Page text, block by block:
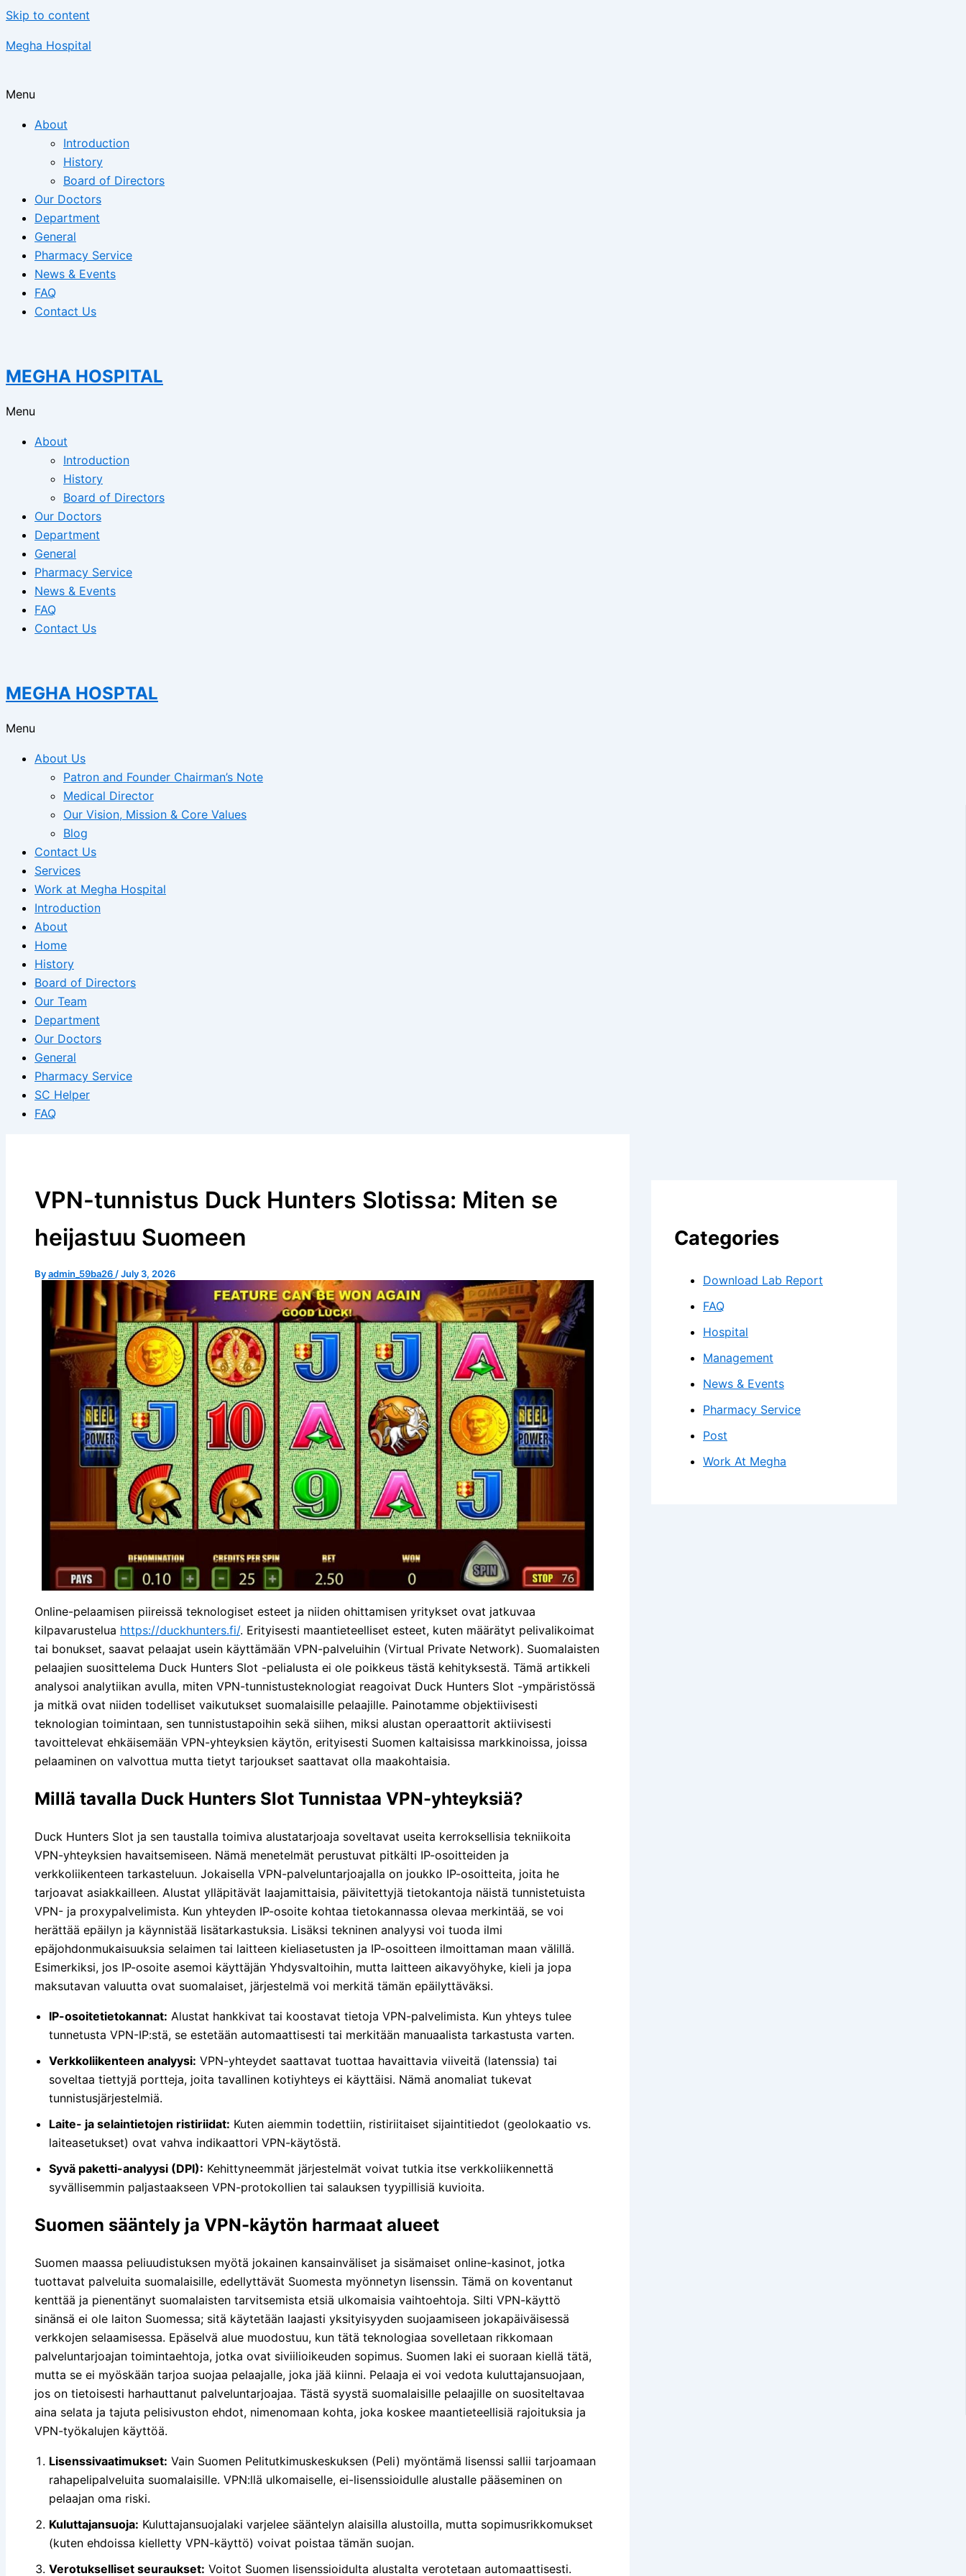
Skip to content
Megha Hospital
Menu
About
Introduction
History
Board of Directors
Our Doctors
Department
General
Pharmacy Service
News & Events
FAQ
Contact Us
MEGHA HOSPITAL
Menu
About
Introduction
History
Board of Directors
Our Doctors
Department
General
Pharmacy Service
News & Events
FAQ
Contact Us
MEGHA HOSPTAL
Menu
About Us
Patron and Founder Chairman’s Note
Medical Director
Our Vision, Mission & Core Values
Blog
Contact Us
Services
Work at Megha Hospital
Introduction
About
Home
History
Board of Directors
Our Team
Department
Our Doctors
General
Pharmacy Service
SC Helper
FAQ
VPN-tunnistus Duck Hunters Slotissa: Miten se
heijastuu Suomeen
Byadmin_59ba26 /July 3, 2026
Online-pelaamisen piireissä teknologiset esteet ja niiden ohittamisen yritykset ovat jatkuvaa
kilpavarustelua https://duckhunters.fi/. Erityisesti maantieteelliset esteet, kuten määrätyt pelivalikoimat
tai bonukset, saavat pelaajat usein käyttämään VPN-palveluihin (Virtual Private Network). Suomalaisten
pelaajien suosittelema Duck Hunters Slot -pelialusta ei ole poikkeus tästä kehityksestä. Tämä artikkeli
analysoi analytiikan avulla, miten VPN-tunnistusteknologiat reagoivat Duck Hunters Slot -ympäristössä
ja mitkä ovat niiden todelliset vaikutukset suomalaisille pelaajille. Painotamme objektiivisesti
teknologian toimintaan, sen tunnistustapoihin sekä siihen, miksi alustan operaattorit aktiivisesti
tavoittelevat ehkäisemään VPN-yhteyksien käytön, erityisesti Suomen kaltaisissa markkinoissa, joissa
pelaaminen on valvottua mutta tietyt tarjoukset saattavat olla maakohtaisia.
Millä tavalla Duck Hunters Slot Tunnistaa VPN-yhteyksiä?
Duck Hunters Slot ja sen taustalla toimiva alustatarjoaja soveltavat useita kerroksellisia tekniikoita
VPN-yhteyksien havaitsemiseen. Nämä menetelmät perustuvat pitkälti IP-osoitteiden ja
verkkoliikenteen tarkasteluun. Jokaisella VPN-palveluntarjoajalla on joukko IP-osoitteita, joita he
tarjoavat asiakkailleen. Alustat ylläpitävät laajamittaisia, päivitettyjä tietokantoja näistä tunnistetuista
VPN- ja proxypalvelimista. Kun yhteyden IP-osoite kohtaa tietokannassa olevaa merkintää, se voi
herättää epäilyn ja käynnistää lisätarkastuksia. Lisäksi tekninen analyysi voi tuoda ilmi
epäjohdonmukaisuuksia selaimen tai laitteen kieliasetusten ja IP-osoitteen ilmoittaman maan välillä.
Esimerkiksi, jos IP-osoite asemoi käyttäjän Yhdysvaltoihin, mutta laitteen aikavyöhyke, kieli ja jopa
maksutavan valuutta ovat suomalaiset, järjestelmä voi merkitä tämän epäilyttäväksi.
IP-osoitetietokannat: Alustat hankkivat tai koostavat tietoja VPN-palvelimista. Kun yhteys tulee
tunnetusta VPN-IP:stä, se estetään automaattisesti tai merkitään manuaalista tarkastusta varten.
Verkkoliikenteen analyysi: VPN-yhteydet saattavat tuottaa havaittavia viiveitä (latenssia) tai
soveltaa tiettyjä portteja, joita tavallinen kotiyhteys ei käyttäisi. Nämä anomaliat tukevat
tunnistusjärjestelmiä.
Laite- ja selaintietojen ristiriidat: Kuten aiemmin todettiin, ristiriitaiset sijaintitiedot (geolokaatio vs.
laiteasetukset) ovat vahva indikaattori VPN-käytöstä.
Syvä paketti-analyysi (DPI): Kehittyneemmät järjestelmät voivat tutkia itse verkkoliikennettä
syvällisemmin paljastaakseen VPN-protokollien tai salauksen tyypillisiä kuvioita.
Suomen sääntely ja VPN-käytön harmaat alueet
Suomen maassa peliuudistuksen myötä jokainen kansainväliset ja sisämaiset online-kasinot, jotka
tuottavat palveluita suomalaisille, edellyttävät Suomesta myönnetyn lisenssin. Tämä on koventanut
kenttää ja pienentänyt suomalaisten tarvitsemista etsiä ulkomaisia vaihtoehtoja. Silti VPN-käyttö
sinänsä ei ole laiton Suomessa; sitä käytetään laajasti yksityisyyden suojaamiseen jokapäiväisessä
verkkojen selaamisessa. Epäselvä alue muodostuu, kun tätä teknologiaa sovelletaan rikkomaan
palveluntarjoajan toimintaehtoja, jotka ovat siviilioikeuden sopimus. Suomen laki ei suoraan kiellä tätä,
mutta se ei myöskään tarjoa suojaa pelaajalle, joka jää kiinni. Pelaaja ei voi vedota kuluttajansuojaan,
jos on tietoisesti harhauttanut palveluntarjoajaa. Tästä syystä suomalaisille pelaajille on suositeltavaa
aina selata ja tajuta pelisivuston ehdot, nimenomaan kohta, joka koskee maantieteellisiä rajoituksia ja
VPN-työkalujen käyttöä.
Lisenssivaatimukset: Vain Suomen Pelitutkimuskeskuksen (Peli) myöntämä lisenssi sallii tarjoamaan
rahapelipalveluita suomalaisille. VPN:llä ulkomaiselle, ei-lisenssioidulle alustalle pääseminen on
pelaajan oma riski.
Kuluttajansuoja: Kuluttajansuojalaki varjelee sääntelyn alaisilla alustoilla, mutta sopimusrikkomukset
(kuten ehdoissa kielletty VPN-käyttö) voivat poistaa tämän suojan.
Verotukselliset seuraukset: Voitot Suomen lisenssioidulta alustalta verotetaan automaattisesti.
Categories
Download Lab Report
FAQ
Hospital
Management
News & Events
Pharmacy Service
Post
Work At Megha